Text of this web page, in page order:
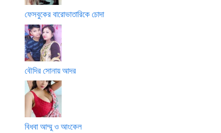
ফেসবুকের বারোভাতারিকে চোদা
বৌদির সোনায় আদর
বিধবা আম্মু ও আংকেল